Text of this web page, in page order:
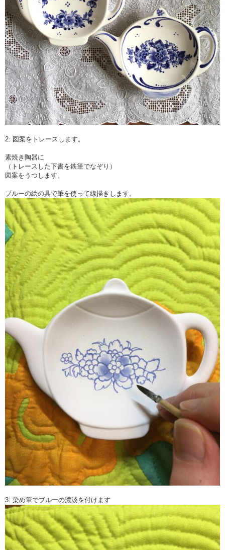
2: 図案をトレースします。
素焼き陶器に
（トレースした下書を鉄筆でなぞり）
図案をうつします。
ブルーの絵の具で筆を使って線描きします。
3: 染め筆でブルーの濃淡を付けます